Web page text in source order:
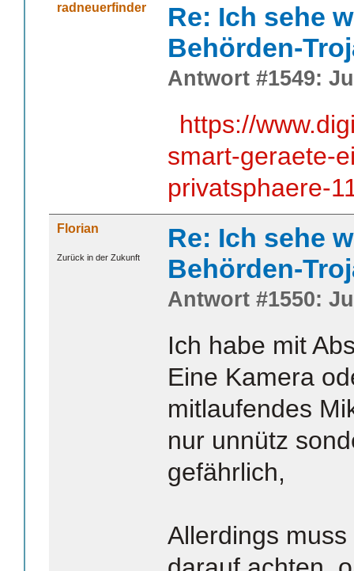
radneuerfinder
Re: Ich sehe
Behörden-
Antwort #1549:
https://
smart-geraete-
privatsphaere-
Florian
Zurück in der Zukunft
Re: Ich sehe
Behörden-
Antwort #1550:
Ich habe mit
Eine Kamera
mitlaufendes
nur unnütz
gefährlich,
Allerdings